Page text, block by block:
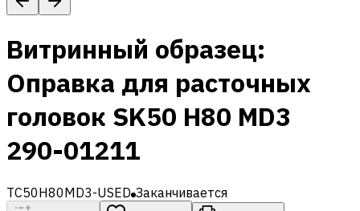
Витринный образец:
Оправка для расточных
головок SK50 H80 MD3
290-01211
TC50H80MD3-USED Заканчивается